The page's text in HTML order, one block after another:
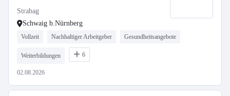
Strabag
Schwaig b.Nürnberg
Vollzeit Nachhaltiger Arbeitgeber Gesundheitsangebote
Weiterbildungen 6
02.08.2026